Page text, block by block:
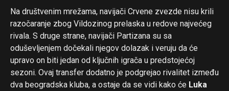
Na društvenim mrežama, navijači Crvene zvezde nisu krili
razočaranje zbog Vildozinog prelaska u redove najvećeg
rivala. S druge strane, navijači Partizana su sa
oduševljenjem dočekali njegov dolazak i veruju da će
upravo on biti jedan od ključnih igrača u predstojećoj
sezoni. Ovaj transfer dodatno je podgrejao rivalitet između
dva beogradska kluba, a ostaje da se vidi kako će Luka